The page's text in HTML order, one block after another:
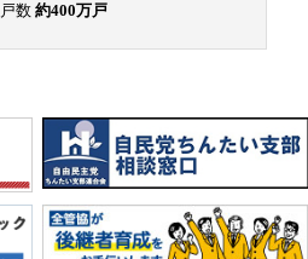
数 約400万戸